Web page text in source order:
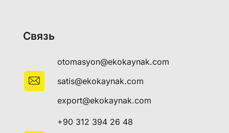
Связь
otomasyon@ekokaynak.com
satis@ekokaynak.com
export@ekokaynak.com
+90 312 394 26 48